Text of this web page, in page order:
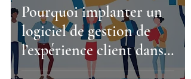
Pourquoi implanter un
logiciel de gestion de
l’expérience client dans
son entreprise ?